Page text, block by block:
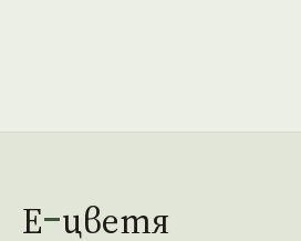
Е цветя